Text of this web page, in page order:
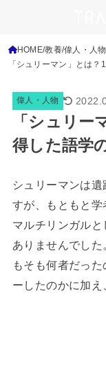
HOME 教養 偉人・人物
「シュリーマン」とは
偉人・人物
「シュリー
得した語学
シュリーマンは
すが、もともと学
マルチリンガル
ありませんでし
もそも何者だっ
ーしたのかに加え